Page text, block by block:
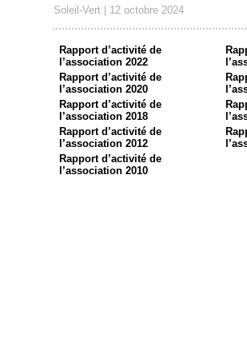
Soleil-Vert | 12 octobre 2024
Rapport d’activité de
l’association 2022
Rapport d’activité de
l’association 2020
Rapport d’activité de
l’association 2018
Rapport d’activité de
l’association 2012
Rapport d’activité de
l’association 2010